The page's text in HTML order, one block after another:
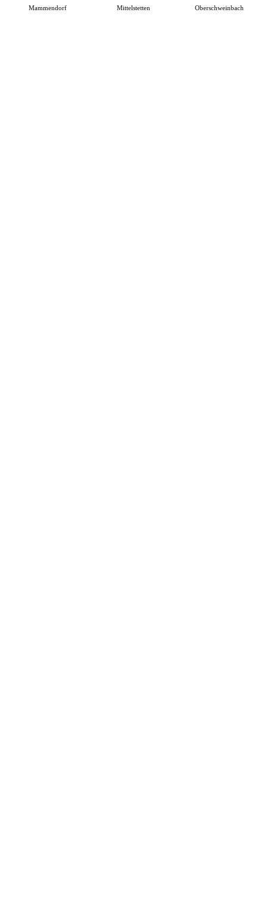
Mammendorf Mittelstetten Oberschweinbach